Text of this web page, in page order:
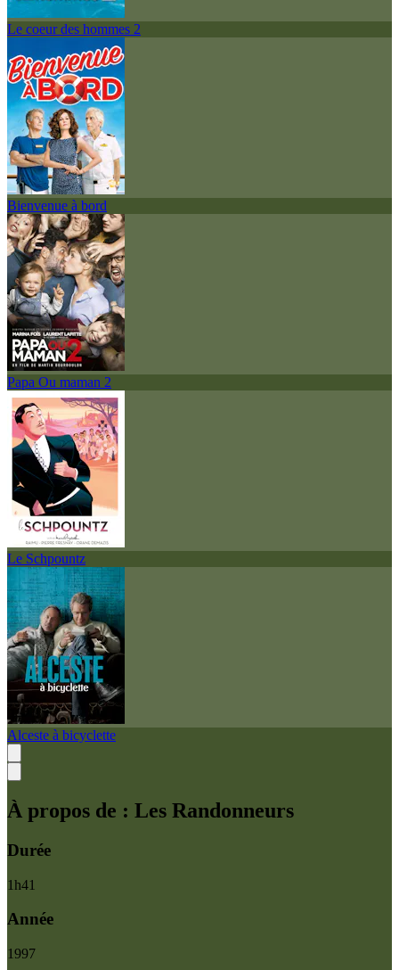
Le coeur des hommes 2
Bienvenue à bord
Papa Ou maman 2
Le Schpountz
Alceste à bicyclette
À propos de : Les Randonneurs
Durée
1h41
Année
1997